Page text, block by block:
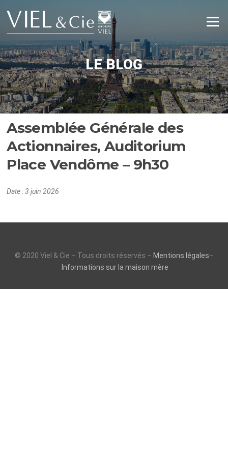
contenu
Menu
LE BLOG
Assemblée Générale des
Actionnaires, Auditorium
Place Vendôme – 9h30
Date :3 juin 2026
© 2020 Viel & Cie – Tous droits réservés – Mentions légales–
Informations sur la maison mère